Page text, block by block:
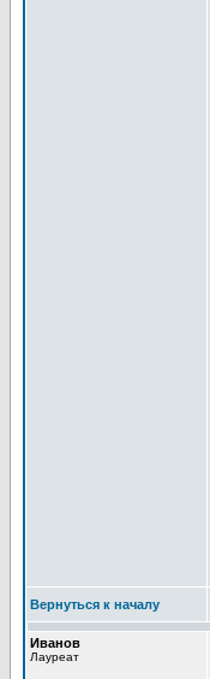
Вернуться к началу
Иванов
Лауреат